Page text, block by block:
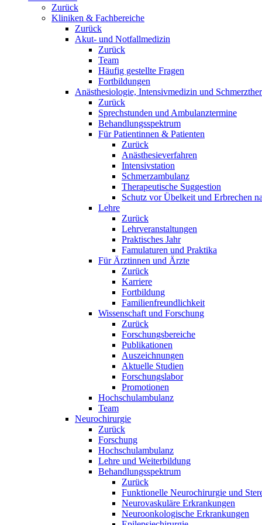
Zurück
Kliniken & Fachbereiche
Zurück
Akut- und Notfallmedizin
Zurück
Team
Häufig gestellte Fragen
Fortbildungen
Anästhesiologie, Intensivmedizin und
Zurück
Sprechstunden und Ambulanztermine
Behandlungsspektrum
Für Patientinnen & Patienten
Zurück
Anästhesieverfahren
Intensivstation
Schmerzambulanz
Therapeutische Suggestion
Schutz vor Übelkeit und Erbrechen
Lehre
Zurück
Lehrveranstaltungen
Praktisches Jahr
Famulaturen und Praktika
Für Ärztinnen und Ärzte
Zurück
Karriere
Fortbildung
Familienfreundlichkeit
Wissenschaft und Forschung
Zurück
Forschungsbereiche
Publikationen
Auszeichnungen
Aktuelle Studien
Forschungslabor
Promotionen
Hochschulambulanz
Team
Neurochirurgie
Zurück
Forschung
Hochschulambulanz
Lehre und Weiterbildung
Behandlungsspektrum
Zurück
Funktionelle Neurochirurgie und
Neurovaskuläre Erkrankungen
Neuroonkologische Erkrankungen